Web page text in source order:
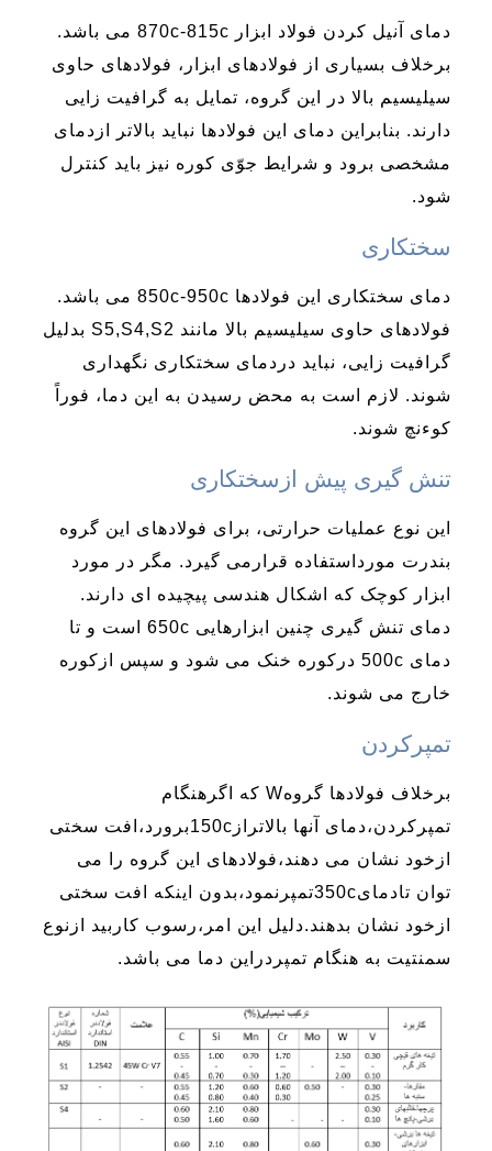
دمای آنیل کردن فولاد ابزار 870c-815c می باشد.
برخلاف بسیاری از فولادهای ابزار، فولادهای حاوی
سیلیسیم بالا در این گروه، تمایل به گرافیت زایی
دارند. بنابراین دمای این فولادها نباید بالاتر ازدمای
مشخصی برود و شرایط جوّی کوره نیز باید کنترل
شود.
سختکاری
دمای سختکاری این فولادها 850c-950c می باشد.
فولادهای حاوی سیلیسیم بالا مانند S5,S4,S2 بدلیل
گرافیت زایی، نباید دردمای سختکاری نگهداری
شوند. لازم است به محض رسیدن به این دما، فوراً
کوءنچ شوند.
تنش گیری پیش ازسختکاری
این نوع عملیات حرارتی، برای فولادهای این گروه
بندرت مورداستفاده قرارمی گیرد. مگر در مورد
ابزار کوچک که اشکال هندسی پیچیده ای دارند.
دمای تنش گیری چنین ابزارهایی 650c است و تا
دمای 500c درکوره خنک می شود و سپس ازکوره
خارج می شوند.
تمپرکردن
برخلاف فولادها گروهW که اگرهنگام
تمپرکردن،دمای آنها بالاتراز150cبرورد،افت سختی
ازخود نشان می دهند،فولادهای این گروه را می
توان تادمای350cتمپرنمود،بدون اینکه افت سختی
ازخود نشان بدهند.دلیل این امر،رسوب کاربید ازنوع
سمنتیت به هنگام تمپردراین دما می باشد.